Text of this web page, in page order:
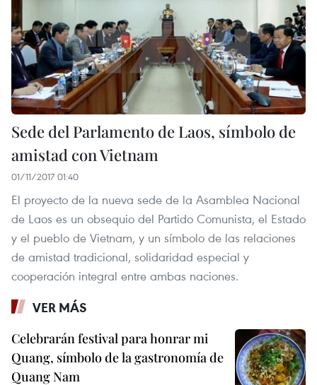
Sede del Parlamento de Laos, símbolo de
amistad con Vietnam
01/11/2017 01:40
El proyecto de la nueva sede de la Asamblea Nacional
de Laos es un obsequio del Partido Comunista, el Estado
y el pueblo de Vietnam, y un símbolo de las relaciones
de amistad tradicional, solidaridad especial y
cooperación integral entre ambas naciones.
VER MÁS
Celebrarán festival para honrar mi
Quang, símbolo de la gastronomía de
Quang Nam